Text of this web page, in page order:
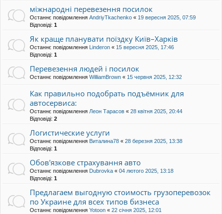
міжнародні перевезення посилок
Останнє повідомлення AndriyTkachenko « 19 вересня 2025, 07:59
Відповіді: 1
Як краще планувати поїздку Київ–Харків
Останнє повідомлення Linderon « 15 вересня 2025, 17:46
Відповіді: 1
Перевезення людей і посилок
Останнє повідомлення WilliamBrown « 15 червня 2025, 12:32
Как правильно подобрать подъёмник для
автосервиса:
Останнє повідомлення Леон Тарасов « 28 квітня 2025, 20:44
Відповіді: 2
Логистические услуги
Останнє повідомлення Виталина78 « 28 березня 2025, 13:38
Відповіді: 1
Обов'язкове страхування авто
Останнє повідомлення Dubrovka « 04 лютого 2025, 13:18
Відповіді: 1
Предлагаем выгодную стоимость грузоперевозок
по Украине для всех типов бизнеса
Останнє повідомлення Yotoon « 22 січня 2025, 12:01